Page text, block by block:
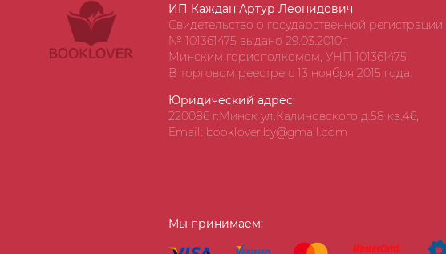
ИП Каждан Артур Леонидович
Свидетельство о государственной регистрации
№ 101361475 выдано 29.03.2010г.
Минским горисполкомом, УНП 101361475
В торговом реестре с 13 ноября 2015 года.
Юридический адрес:
220086 г.Минск ул.Калиновского д.58 кв.46,
Email: booklover.by@gmail.com
Мы принимаем: